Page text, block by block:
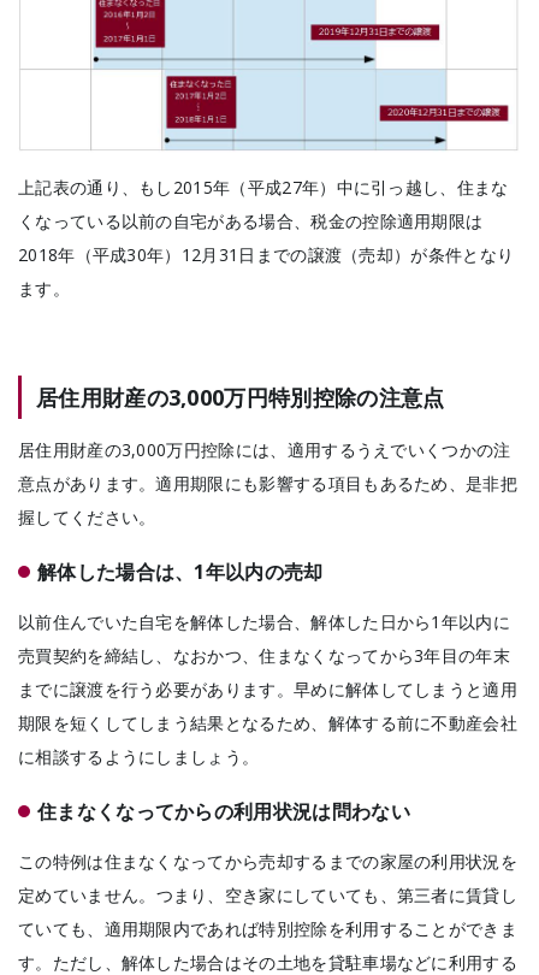
上記表の通り、 もし2015年（平成27年）中に引っ越し、住まな
くなっている以前の自宅がある場合、税金の控除適用期限は
2018年（平成30年）12月31日までの譲渡（売却）が条件となり
ます。
居住用財産の3,000万円特別控除の注意点
居住用財産の3,000万円控除には、適用するうえでいくつかの注
意点があります。適用期限にも影響する項目もあるため、是非把
握してください。
解体した場合は、1年以内の売却
以前住んでいた自宅を解体した場合、解体した日から1年以内に
売買契約を締結し、なおかつ、住まなくなってから3年目の年末
までに譲渡を行う必要があります。 早めに解体してしまうと適用
期限を短くしてしまう結果となるため、解体する前に不動産会社
に相談するようにしましょう。
住まなくなってからの利用状況は問わない
この特例は住まなくなってから売却するまでの家屋の利用状況を
定めていません。 つまり、空き家にしていても、第三者に賃貸し
ていても、適用期限内であれば特別控除を利用することができま
す。ただし、 解体した場合はその土地を貸駐車場などに利用する